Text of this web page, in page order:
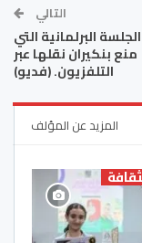
التالي
البرلمانية التي
منع بنكيران نقلها عبر
التلفزيون. (فديو)
المزيد عن المؤلف